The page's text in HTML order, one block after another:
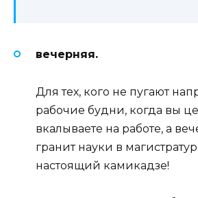
вечерняя.
Для тех, кого не пугают
рабочие будни, когда вы
вкалываете на работе, а
гранит науки в
настоящий камикадзе!